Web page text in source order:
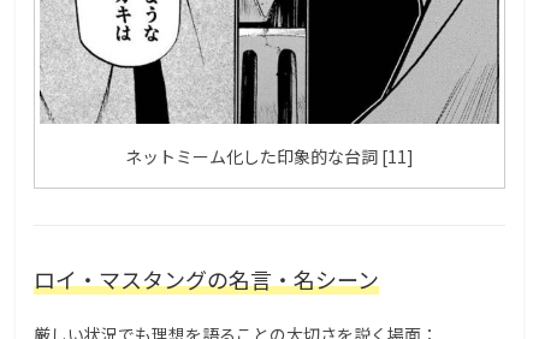
ネットミーム化した印象的な台詞 [11]
ロイ・マスタングの名言・名シーン